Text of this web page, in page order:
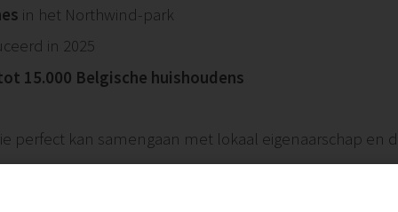
in het Northwind-park
in 2025
15.000 Belgische huishoudens
perfect kan samengaan met lokaal eigenaarschap en